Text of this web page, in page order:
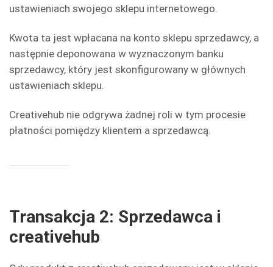
ustawieniach swojego sklepu internetowego.
Kwota ta jest wpłacana na konto sklepu sprzedawcy, a
następnie deponowana w wyznaczonym banku
sprzedawcy, który jest skonfigurowany w głównych
ustawieniach sklepu.
Creativehub nie odgrywa żadnej roli w tym procesie
płatności pomiędzy klientem a sprzedawcą.
Transakcja 2: Sprzedawca i
creativehub